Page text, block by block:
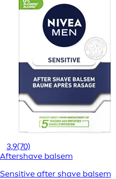
3,9(70)
Aftershave balsem
Sensitive after shave balsem